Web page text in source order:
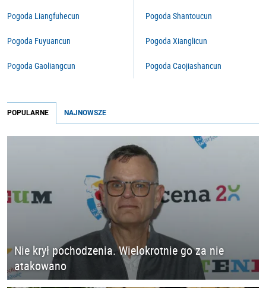
Pogoda Liangfuhecun
Pogoda Fuyuancun
Pogoda Gaoliangcun
Pogoda Shantoucun
Pogoda Xianglicun
Pogoda Caojiashancun
POPULARNE NAJNOWSZE
Nie krył pochodzenia. Wielokrotnie go za nie
atakowano